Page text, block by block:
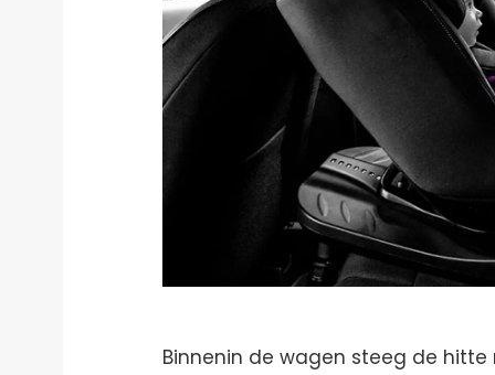
Binnenin de wagen steeg de